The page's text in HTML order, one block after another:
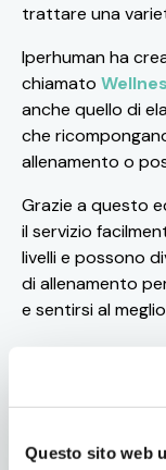
Questo sito web
trattare una
Iperhuman ha
chiamato
anche quello di
che
allenamento o
Grazie a questo
il servizio
livelli e possono
di allenamento
e sentirsi al
allenamento di